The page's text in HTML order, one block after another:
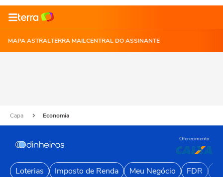
MAPA ASTRALTERRA MAILCENTRAL DO ASSINANTE
Capa Economia
Oferecimento
Loterias Imposto de Renda Meu Negócio FDR